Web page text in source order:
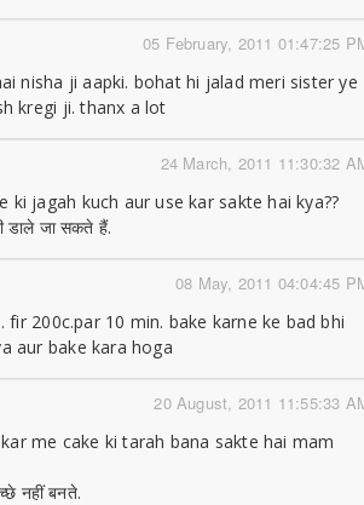
05 February, 2011 01:47:25
nisha ji aapki. bohat hi jalad meri sister ye
kregi ji. thanx a lot
24 March, 2011 11:30:32
ki jagah kuch aur use kar sakte hai kya??
डाले जा सकते हैं.
08 May, 2011 04:04:45
fir 200c.par 10 min. bake karne ke bad bhi
aur bake kara hoga
20 August, 2011 11:55:33
me cake ki tarah bana sakte hai mam
नहीं बनते.